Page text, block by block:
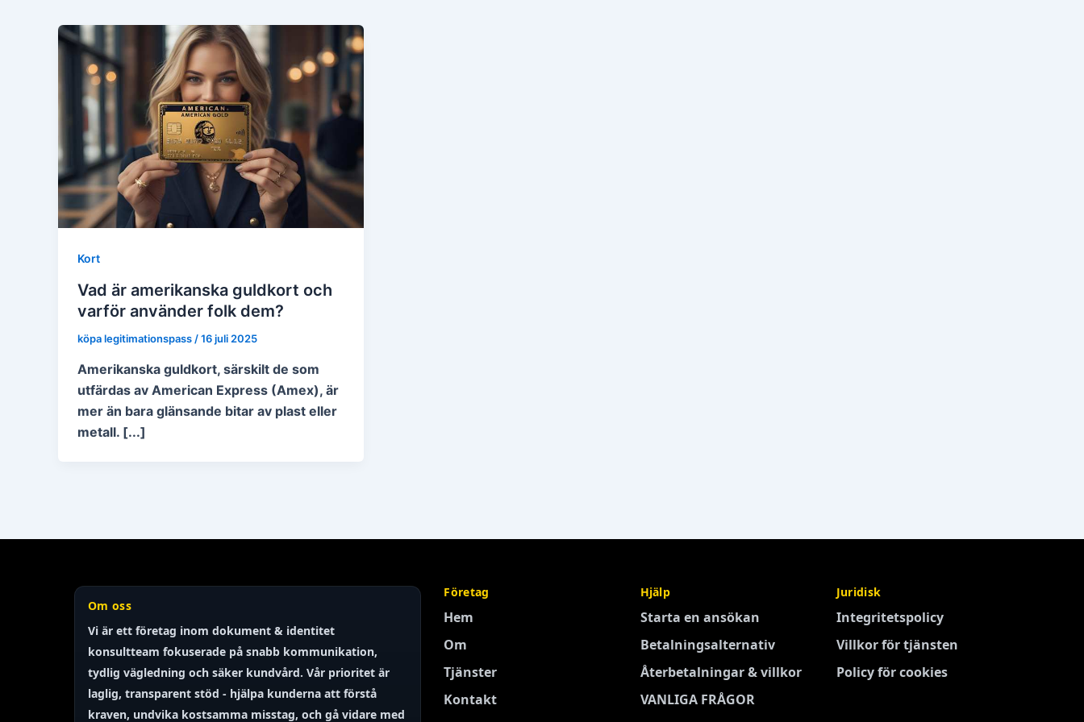
Kort
Vad är amerikanska guldkort och
varför använder folk dem?
köpa legitimationspass/16 juli 2025
Amerikanska guldkort, särskilt de som
utfärdas av American Express (Amex), är
mer än bara glänsande bitar av plast eller
metall. [...]
Om oss
Vi är ett företag inom dokument & identitet
konsultteam fokuserade på snabb kommunikation,
tydlig vägledning och säker kundvård. Vår prioritet är
laglig, transparent stöd - hjälpa kunderna att förstå
kraven, undvika kostsamma misstag, och gå vidare med
Företag
Hem
Om
Tjänster
Kontakt
Hjälp
Starta en ansökan
Betalningsalternativ
Återbetalningar & villkor
VANLIGA FRÅGOR
Juridisk
Integritetspolicy
Villkor för tjänsten
Policy för cookies
Spanish
Turkish
Portuguese